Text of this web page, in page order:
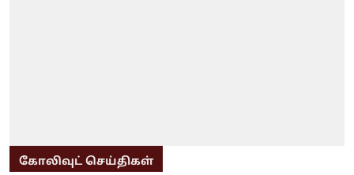
கோலிவுட் செய்திகள்